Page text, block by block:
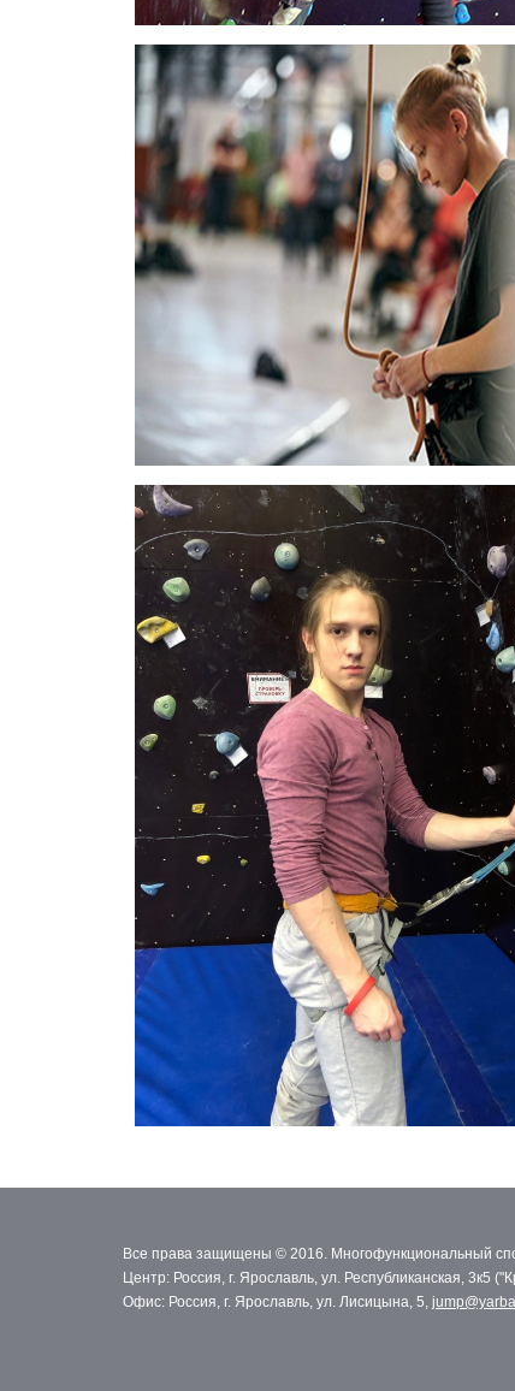
Все права защищены © 2016. Многофункциональный
Центр: Россия, г. Ярославль, ул. Республиканская, 3к5
Офис: Россия, г. Ярославль, ул. Лисицына, 5,